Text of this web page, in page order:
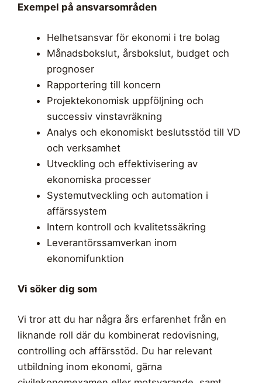
Exempel på ansvarsområden
Helhetsansvar för ekonomi i tre bolag
Månadsbokslut, årsbokslut, budget och
prognoser
Rapportering till koncern
Projektekonomisk uppföljning och
successiv vinstavräkning
Analys och ekonomiskt beslutsstöd till VD
och verksamhet
Utveckling och effektivisering av
ekonomiska processer
Systemutveckling och automation i
affärssystem
Intern kontroll och kvalitetssäkring
Leverantörssamverkan inom
ekonomifunktion
Vi söker dig som
Vi tror att du har några års erfarenhet från en
liknande roll där du kombinerat redovisning,
controlling och affärsstöd. Du har relevant
utbildning inom ekonomi, gärna